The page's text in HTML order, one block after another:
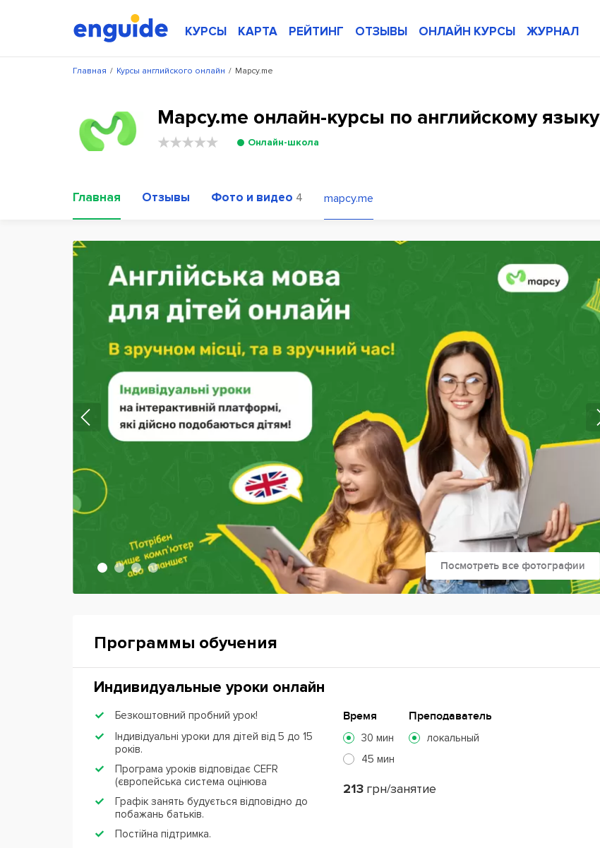
КУРСЫ КАРТА РЕЙТИНГ ОТЗЫВЫ ОНЛАЙН КУРСЫ ЖУРНАЛ
/
Главная /
Курсы английского онлайн Mapcy.me
Mapcy.me онлайн-курсы по английскому языку
Онлайн-школа
Главная Отзывы Фото и видео 4 mapcy.me
Посмотреть все фотографии
Программы обучения
Индивидуальные уроки онлайн
Безкоштовний пробний урок!
Індивідуальні уроки для дітей від 5 до 15
років.
Програма уроків відповідає CEFR
(європейська система оцінюва
Графік занять будується відповідно до
побажань батьків.
Постійна підтримка.
Время
30 мин
45 мин
Преподаватель
локальный
213 грн/занятие